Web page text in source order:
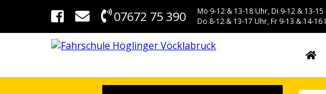
07672 75 390
Mo 9-12 & 13-18 Uhr, Di 9-12 & 13-
Do 8-12 & 13-17 Uhr, Fr 9-13 & 14-16